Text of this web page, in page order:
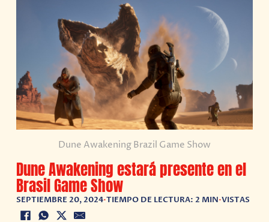
Dune Awakening Brazil Game Show
Dune Awakening estará presente en el
Brasil Game Show
SEPTIEMBRE 20, 2024•TIEMPO DE LECTURA: 2 MIN•VISTAS